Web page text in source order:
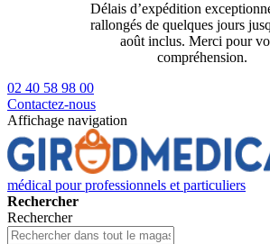
Délais d’expédition
rallongés de quelques jours
août inclus. Merci pour
compréhension.
02 40 58 98 00
Contactez-nous
Affichage navigation
médical pour professionnels et particuliers
Rechercher
Rechercher